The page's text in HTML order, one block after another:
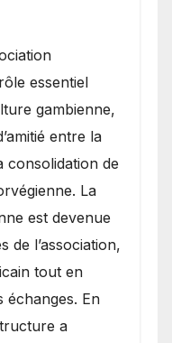
essentiel
gambienne,
entre la
consolidation de
La
est devenue
de l’association,
tout en
échanges. En
a